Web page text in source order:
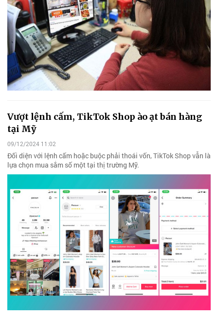
Vượt lệnh cấm, TikTok Shop ào ạt bán hàng
tại Mỹ
09/12/2024 11:02
Đối diện với lệnh cấm hoặc buộc phải thoái vốn, TikTok Shop vẫn là
lựa chọn mua sắm số một tại thị trường Mỹ.